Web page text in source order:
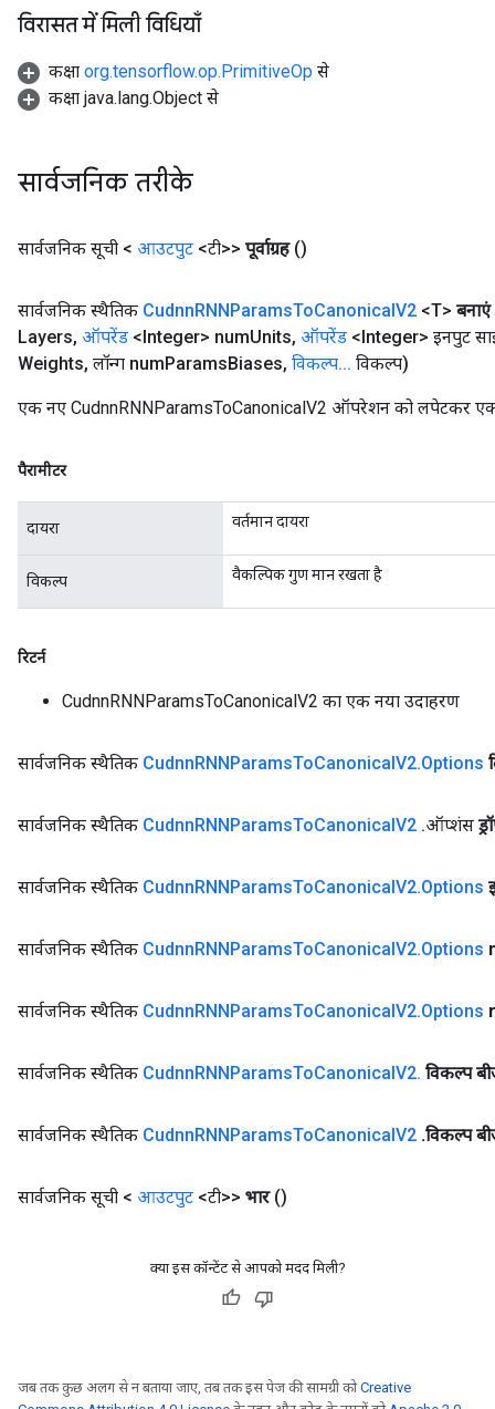
विरासत में मिली विधियाँ
कक्षा org.tensorflow.op.PrimitiveOp से
कक्षा java.lang.Object से
सार्वजनिक तरीके
सार्वजनिक सूची < आउटपुट <टी>> पूर्वाग्रह ()
सार्वजनिक स्थैतिक CudnnRNNParamsToCanonicalV2 <T> बनाएं
Layers, ऑपरेंड <Integer> numUnits, ऑपरेंड <Integer> इनपुट
Weights, लॉन्ग numParamsBiases, विकल्प... विकल्प)
एक नए CudnnRNNParamsToCanonicalV2 ऑपरेशन को लपेटकर एक
पैरामीटर
दायरा वर्तमान दायरा
विकल्प वैकल्पिक गुण मान रखता है
रिटर्न
CudnnRNNParamsToCanonicalV2 का एक नया उदाहरण
सार्वजनिक स्थैतिक CudnnRNNParamsToCanonicalV2.Options
सार्वजनिक स्थैतिक CudnnRNNParamsToCanonicalV2 .ऑप्शंस
सार्वजनिक स्थैतिक CudnnRNNParamsToCanonicalV2.Options
सार्वजनिक स्थैतिक CudnnRNNParamsToCanonicalV2.Options
सार्वजनिक स्थैतिक CudnnRNNParamsToCanonicalV2.Options
सार्वजनिक स्थैतिक CudnnRNNParamsToCanonicalV2. विकल्प
सार्वजनिक स्थैतिक CudnnRNNParamsToCanonicalV2 .विकल्प
सार्वजनिक सूची < आउटपुट <टी>> भार ()
क्या इस कॉन्टेंट से आपको मदद मिली?
जब तक कुछ अलग से न बताया जाए, तब तक इस पेज की सामग्री कोCreative